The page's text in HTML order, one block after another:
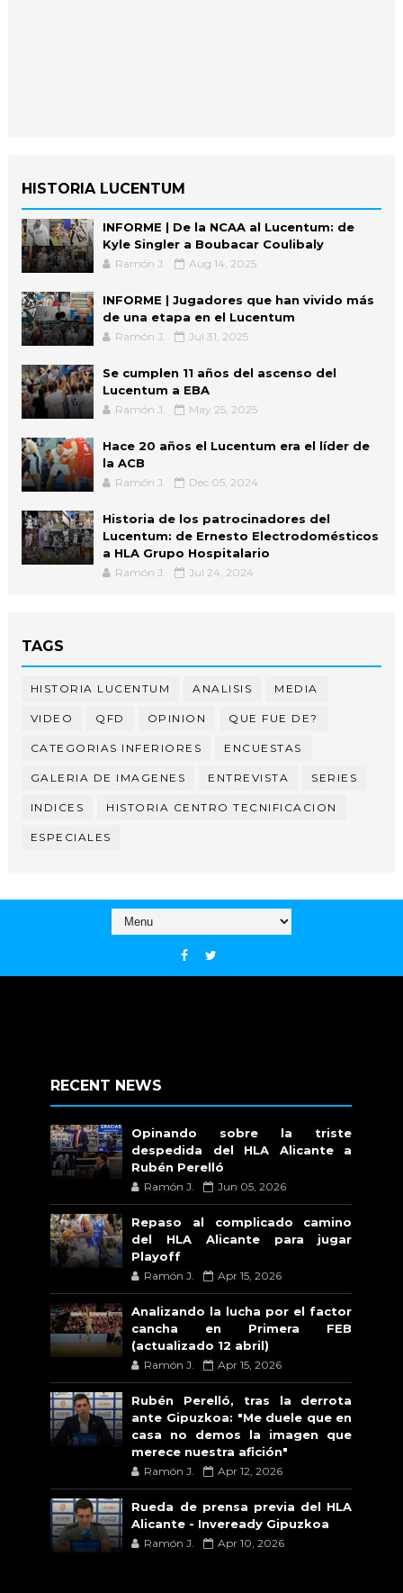
HISTORIA LUCENTUM
INFORME | De la NCAA al Lucentum: de
Kyle Singler a Boubacar Coulibaly
Ramón J. Aug 14, 2025
INFORME | Jugadores que han vivido más
de una etapa en el Lucentum
Ramón J. Jul 31, 2025
Se cumplen 11 años del ascenso del
Lucentum a EBA
Ramón J. May 25, 2025
Hace 20 años el Lucentum era el líder de
la ACB
Ramón J. Dec 05, 2024
Historia de los patrocinadores del
Lucentum: de Ernesto Electrodomésticos
a HLA Grupo Hospitalario
Ramón J. Jul 24, 2024
TAGS
HISTORIA LUCENTUM ANALISIS MEDIA
VIDEO QFD OPINION QUE FUE DE?
CATEGORIAS INFERIORES ENCUESTAS
GALERIA DE IMAGENES ENTREVISTA SERIES
INDICES HISTORIA CENTRO TECNIFICACION
ESPECIALES
RECENT NEWS
Opinando sobre la triste
despedida del HLA Alicante a
Rubén Perelló
Ramón J. Jun 05, 2026
Repaso al complicado camino
del HLA Alicante para jugar
Playoff
Ramón J. Apr 15, 2026
Analizando la lucha por el factor
cancha en Primera FEB
(actualizado 12 abril)
Ramón J. Apr 15, 2026
Rubén Perelló, tras la derrota
ante Gipuzkoa: "Me duele que en
casa no demos la imagen que
merece nuestra afición"
Ramón J. Apr 12, 2026
Rueda de prensa previa del HLA
Alicante - Inveready Gipuzkoa
Ramón J. Apr 10, 2026